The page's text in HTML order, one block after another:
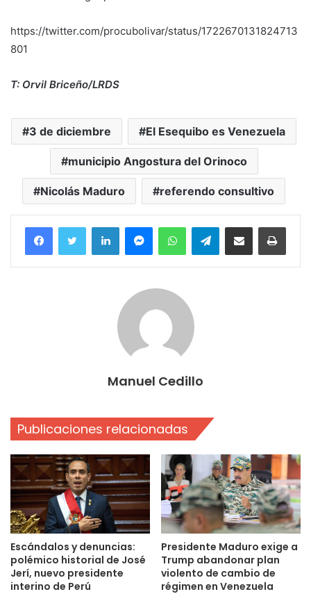
https://twitter.com/procubolivar/status/1722670131824713
801
T: Orvil Briceño/LRDS
3 de diciembre El Esequibo es Venezuela
municipio Angostura del Orinoco
Nicolás Maduro referendo consultivo
FacebookTwitter LinkedInMessengerWhatsAppTelegramCompartir por correo electrónico
Manuel Cedillo
Publicaciones relacionadas
Escándalos y denuncias:
polémico historial de José
Jerí, nuevo presidente
interino de Perú
Presidente Maduro exige a
Trump abandonar plan
violento de cambio de
régimen en Venezuela